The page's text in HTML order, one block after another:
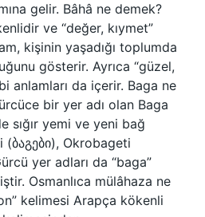
gelir. Bâhâ ne demek?
ve “değer, kıymet”
kişinin yaşadığı toplumda
gösterir. Ayrıca “güzel,
anlamları da içerir. Baga ne
bir yer adı olan Baga
sığır yemi ve yeni bağ
(ბაგები), Okrobageti
yer adları da “baga”
Osmanlıca mülâhaza ne
kelimesi Arapça kökenli